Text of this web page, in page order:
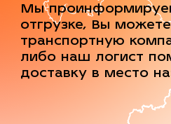
Мы
отгрузке, Вы
транспортную
либо наш логист
доставку в место